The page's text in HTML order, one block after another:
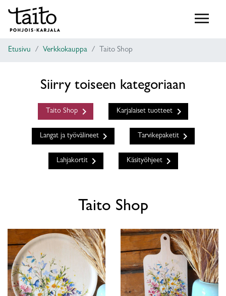
Etusivu Verkkokauppa Taito Shop
Siirry toiseen kategoriaan
Taito Shop keyboard_arrow_right Karjalaiset tuotteet keyboard_arrow_right
Langat ja työvälineet keyboard_arrow_right Tarvikepaketit keyboard_arrow_right
Lahjakortit keyboard_arrow_right Käsityöhjeet keyboard_arrow_right
Taito Shop